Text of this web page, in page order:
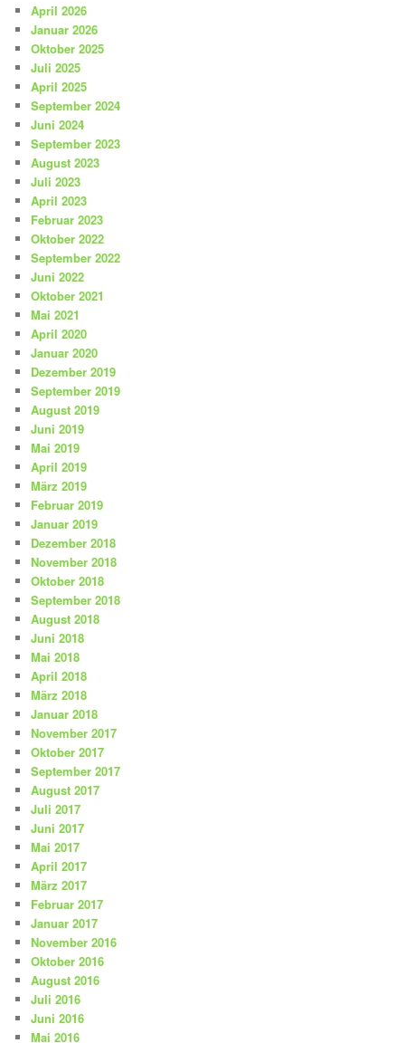
April 2026
Januar 2026
Oktober 2025
Juli 2025
April 2025
September 2024
Juni 2024
September 2023
August 2023
Juli 2023
April 2023
Februar 2023
Oktober 2022
September 2022
Juni 2022
Oktober 2021
Mai 2021
April 2020
Januar 2020
Dezember 2019
September 2019
August 2019
Juni 2019
Mai 2019
April 2019
März 2019
Februar 2019
Januar 2019
Dezember 2018
November 2018
Oktober 2018
September 2018
August 2018
Juni 2018
Mai 2018
April 2018
März 2018
Januar 2018
November 2017
Oktober 2017
September 2017
August 2017
Juli 2017
Juni 2017
Mai 2017
April 2017
März 2017
Februar 2017
Januar 2017
November 2016
Oktober 2016
August 2016
Juli 2016
Juni 2016
Mai 2016